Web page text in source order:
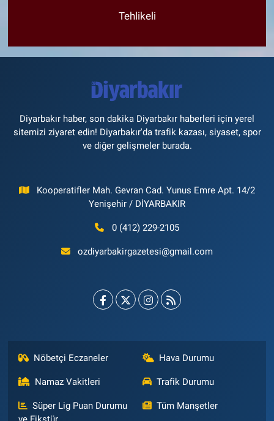
Tehlikeli
Diyarbakır haber, son dakika Diyarbakır haberleri için yerel
sitemizi ziyaret edin! Diyarbakır'da trafik kazası, siyaset, spor
ve diğer gelişmeler burada.
Kooperatifler Mah. Gevran Cad. Yunus Emre Apt. 14/2
Yenişehir / DİYARBAKIR
0 (412) 229-2105
ozdiyarbakirgazetesi@gmail.com
Nöbetçi Eczaneler Hava Durumu
Namaz Vakitleri Trafik Durumu
Süper Lig Puan Durumu
Tüm Manşetler